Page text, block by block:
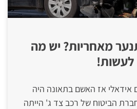
מאחריות? יש מה
לעשות!
אידאלי אז האשם בתאונה היה
הביטוח של רכב צד ג' הייתה